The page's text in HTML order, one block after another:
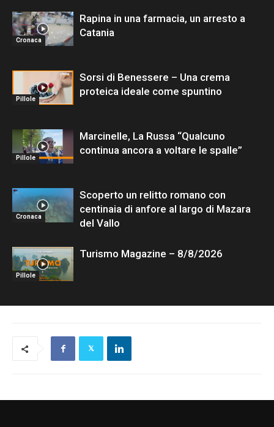
Cronaca
Rapina in una farmacia, un arresto a
Catania
Pillole
Sorsi di Benessere – Una crema
proteica ideale come spuntino
Pillole
Marcinelle, La Russa “Qualcuno
continua ancora a voltare le spalle”
Cronaca
Scoperto un relitto romano con
centinaia di anfore al largo di Mazara
del Vallo
Pillole
Turismo Magazine – 8/8/2026